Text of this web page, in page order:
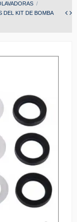
DEL KIT DE BOMBA